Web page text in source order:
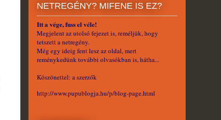
NETREGÉNY? MIFENE IS EZ?
Itt a vége, fuss el véle!
Megjelent az utolsó fejezet is, reméljük, hogy
tetszett a netregény.
Még egy ideig fent lesz az oldal, mert
reménykedünk további olvasókban is, hátha...
Köszönettel: a szerzők
http://www.pupublogja.hu/p/blog-page.html